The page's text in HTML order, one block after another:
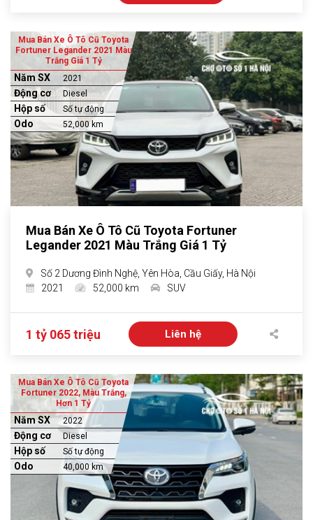
Mua Bán Xe Ô Tô Cũ Toyota
Fortuner Legander 2021 Màu
Trắng Giá 1 Tỷ
Năm SX 2021
Động cơ Diesel
Hộp số Số tự động
Odo 52,000 km
Mua Bán Xe Ô Tô Cũ Toyota Fortuner
Legander 2021 Màu Trắng Giá 1 Tỷ
Số 2 Dương Đình Nghệ, Yên Hòa, Cầu Giấy, Hà Nội
2021
52,000 km SUV
1 tỷ 065 triệu Liên hệ
Mua Bán Xe Ô Tô Cũ Toyota
Fortuner 2022, Màu Trắng,
Hơn 1 Tỷ
Năm SX 2022
Động cơ Diesel
Hộp số Số tự động
Odo 40,000 km